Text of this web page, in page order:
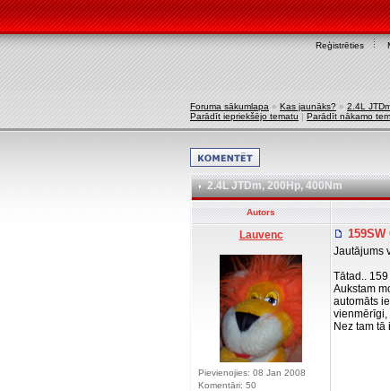
Reģistrēties
Foruma sākumlapa » Kas jaunāks? » 2.4L
Parādīt iepriekšējo tematu | Parādīt nākamo
2.4L JTDm, 200Hp, 400Nm
Autors
Lauvenc
Pievienojies: 08 Jan 2008
Komentāri: 50
Jautājums
Tātad..
Aukstam
automāts
vienmērīgi,
Nez tam tā